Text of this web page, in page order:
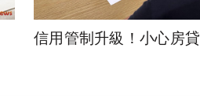
信用管制升級！小心房